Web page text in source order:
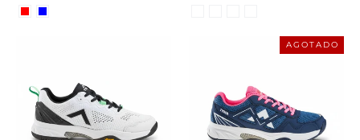
AGOTADO